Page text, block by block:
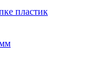
пластик